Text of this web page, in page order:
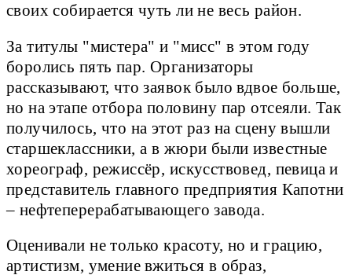
своих собирается чуть ли не весь район.
За титулы "мистера" и "мисс" в этом году
боролись пять пар. Организаторы
рассказывают, что заявок было вдвое больше,
но на этапе отбора половину пар отсеяли. Так
получилось, что на этот раз на сцену вышли
старшеклассники, а в жюри были известные
хореограф, режиссёр, искусствовед, певица и
представитель главного предприятия Капотни
– нефтеперерабатывающего завода.
Оценивали не только красоту, но и грацию,
артистизм, умение вжиться в образ,